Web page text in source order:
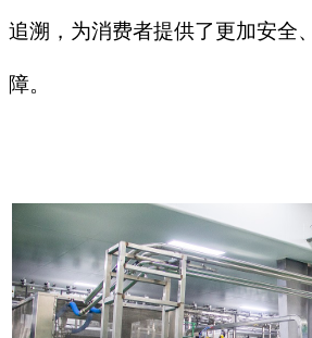
追溯，为消费者提供了更加安全
障。